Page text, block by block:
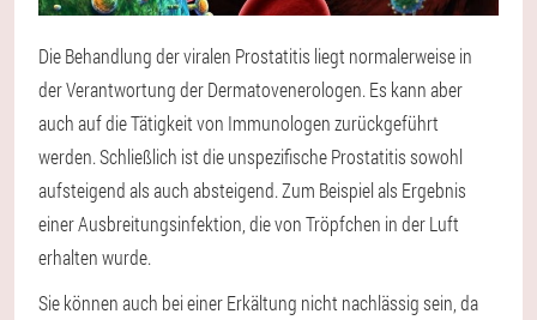
Die Behandlung der viralen Prostatitis liegt normalerweise in
der Verantwortung der Dermatovenerologen. Es kann aber
auch auf die Tätigkeit von Immunologen zurückgeführt
werden. Schließlich ist die unspezifische Prostatitis sowohl
aufsteigend als auch absteigend. Zum Beispiel als Ergebnis
einer Ausbreitungsinfektion, die von Tröpfchen in der Luft
erhalten wurde.
Sie können auch bei einer Erkältung nicht nachlässig sein, da